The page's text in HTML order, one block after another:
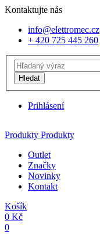
Kontaktujte nás
info@elettromec.cz
+ 420 725 445 260
Hledat
Prihlásení
Produkty Produkty
Outlet
Značky
Novinky
Kontakt
Košík
0 Kč
0